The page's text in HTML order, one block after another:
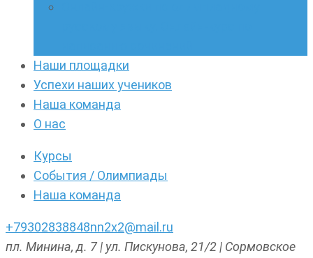
Наши площадки
Успехи наших учеников
Наша команда
О нас
Курсы
События / Олимпиады
Наша команда
+79302838848nn2x2@mail.ru
пл. Минина, д. 7 | ул. Пискунова, 21/2 | Сормовское